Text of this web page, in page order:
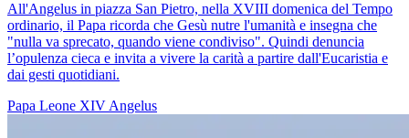
All'Angelus in piazza San Pietro, nella XVIII domenica del Tempo
ordinario, il Papa ricorda che Gesù nutre l'umanità e insegna che
"nulla va sprecato, quando viene condiviso". Quindi denuncia
l’opulenza cieca e invita a vivere la carità a partire dall'Eucaristia e
dai gesti quotidiani.
Papa Leone XIV Angelus